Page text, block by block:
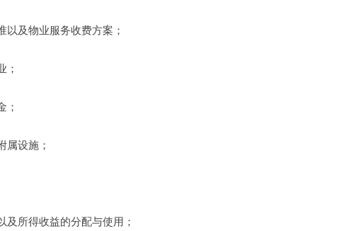
及物业服务收费方案；
；
；
设施；
所得收益的分配与使用；